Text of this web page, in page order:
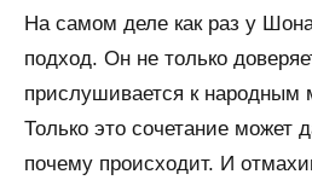
На самом деле как раз у
подход. Он не только
прислушивается к
Только это сочетание может
почему происходит. И